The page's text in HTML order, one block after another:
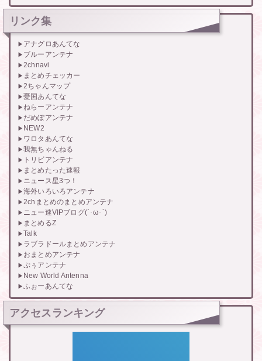
リンク集
アナグロあんてな
ブルーアンテナ
2chnavi
まとめチェッカー
2ちゃんマップ
憂国あんてな
ねらーアンテナ
だめぽアンテナ
NEW2
ワロタあんてな
我無ちゃんねる
トリビアンテナ
まとめたった速報
ニュース星3つ！
海外いろいろアンテナ
2chまとめのまとめアンテナ
ニュー速VIPブログ(`･ω･´)
まとめるZ
Talk
ラブラドールまとめアンテナ
おまとめアンテナ
ぷぅアンテナ
New World Antenna
ふぉーあんてな
アクセスランキング